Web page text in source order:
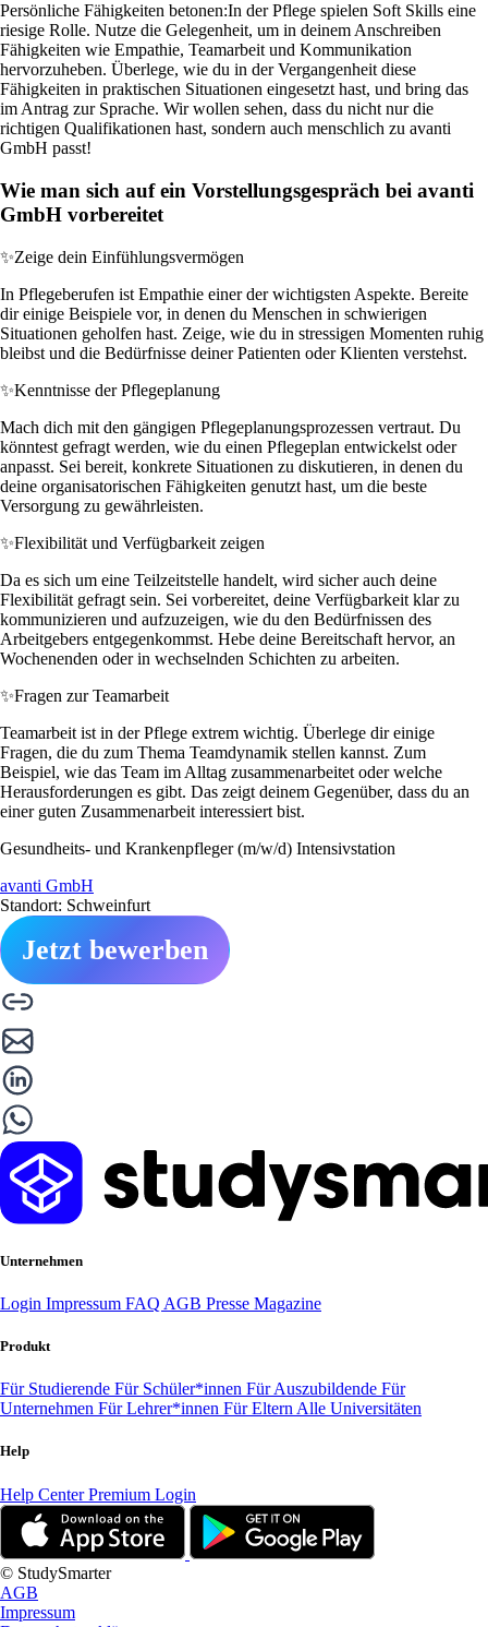
Persönliche Fähigkeiten betonen:In der Pflege spielen Soft Skills eine
riesige Rolle. Nutze die Gelegenheit, um in deinem Anschreiben
Fähigkeiten wie Empathie, Teamarbeit und Kommunikation
hervorzuheben. Überlege, wie du in der Vergangenheit diese
Fähigkeiten in praktischen Situationen eingesetzt hast, und bring das
im Antrag zur Sprache. Wir wollen sehen, dass du nicht nur die
richtigen Qualifikationen hast, sondern auch menschlich zu avanti
GmbH passt!
Wie man sich auf ein Vorstellungsgespräch bei avanti
GmbH vorbereitet
✨Zeige dein Einfühlungsvermögen
In Pflegeberufen ist Empathie einer der wichtigsten Aspekte. Bereite
dir einige Beispiele vor, in denen du Menschen in schwierigen
Situationen geholfen hast. Zeige, wie du in stressigen Momenten ruhig
bleibst und die Bedürfnisse deiner Patienten oder Klienten verstehst.
✨Kenntnisse der Pflegeplanung
Mach dich mit den gängigen Pflegeplanungsprozessen vertraut. Du
könntest gefragt werden, wie du einen Pflegeplan entwickelst oder
anpasst. Sei bereit, konkrete Situationen zu diskutieren, in denen du
deine organisatorischen Fähigkeiten genutzt hast, um die beste
Versorgung zu gewährleisten.
✨Flexibilität und Verfügbarkeit zeigen
Da es sich um eine Teilzeitstelle handelt, wird sicher auch deine
Flexibilität gefragt sein. Sei vorbereitet, deine Verfügbarkeit klar zu
kommunizieren und aufzuzeigen, wie du den Bedürfnissen des
Arbeitgebers entgegenkommst. Hebe deine Bereitschaft hervor, an
Wochenenden oder in wechselnden Schichten zu arbeiten.
✨Fragen zur Teamarbeit
Teamarbeit ist in der Pflege extrem wichtig. Überlege dir einige
Fragen, die du zum Thema Teamdynamik stellen kannst. Zum
Beispiel, wie das Team im Alltag zusammenarbeitet oder welche
Herausforderungen es gibt. Das zeigt deinem Gegenüber, dass du an
einer guten Zusammenarbeit interessiert bist.
Gesundheits- und Krankenpfleger (m/w/d) Intensivstation
avanti GmbH
Standort: Schweinfurt
Jetzt bewerben
Unternehmen
Login Impressum FAQ AGB Presse Magazine
Produkt
Für Studierende Für Schüler*innen Für Auszubildende Für
Unternehmen Für Lehrer*innen Für Eltern Alle Universitäten
Help
Help CenterPremium Login
© StudySmarter
AGB
Impressum